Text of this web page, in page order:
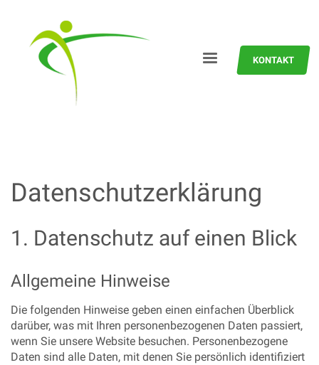
KONTAKT
Datenschutzerklärung
1. Datenschutz auf einen Blick
Allgemeine Hinweise
Die folgenden Hinweise geben einen einfachen Überblick
darüber, was mit Ihren personenbezogenen Daten passiert,
wenn Sie unsere Website besuchen. Personenbezogene
Daten sind alle Daten, mit denen Sie persönlich identifiziert